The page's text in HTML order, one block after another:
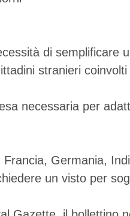
di semplificare
stranieri
necessaria per
Germania,
un visto per